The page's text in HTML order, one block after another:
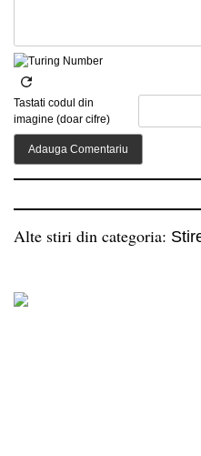
Tastati codul din
imagine (doar cifre)
Alte stiri din categoria: